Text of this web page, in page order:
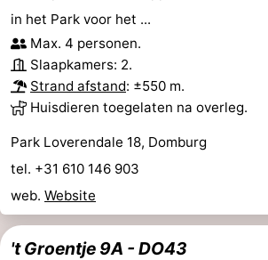
in het Park voor het ...
Max. 4 personen.
Slaapkamers: 2.
Strand afstand: ±550 m.
Huisdieren toegelaten na overleg.
Park Loverendale 18, Domburg
tel. +31 610 146 903
web. Website
't Groentje 9A - DO43